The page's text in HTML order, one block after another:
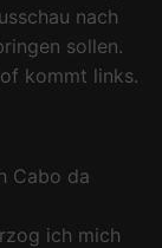
nach
sollen.
kommt links.
Cabo da
ich mich